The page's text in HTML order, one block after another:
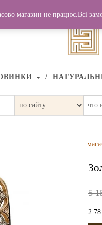
5
2.78
магазин не працює.Всі